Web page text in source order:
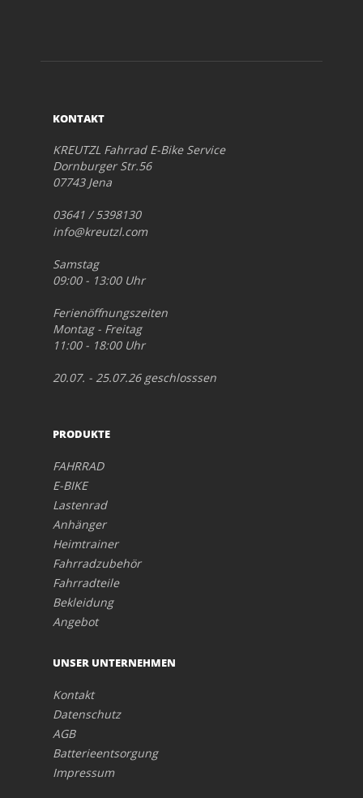
KONTAKT
KREUTZL Fahrrad E-Bike Service
Dornburger Str.56
07743 Jena
03641 / 5398130
info@kreutzl.com
Samstag
09:00 - 13:00 Uhr
Ferienöffnungszeiten
Montag - Freitag
11:00 - 18:00 Uhr
20.07. - 25.07.26 geschlosssen
PRODUKTE
FAHRRAD
E-BIKE
Lastenrad
Anhänger
Heimtrainer
Fahrradzubehör
Fahrradteile
Bekleidung
Angebot
UNSER UNTERNEHMEN
Kontakt
Datenschutz
AGB
Batterieentsorgung
Impressum